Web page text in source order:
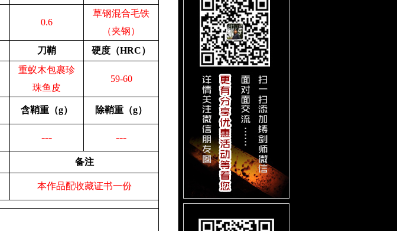
0.6
草钢混合毛铁
（夹钢）
刀鞘 硬度（HRC）
重蚁木包裹珍
珠鱼皮
59-60
含鞘重（g） 除鞘重（g）
--- ---
备注
本作品配收藏证书一份